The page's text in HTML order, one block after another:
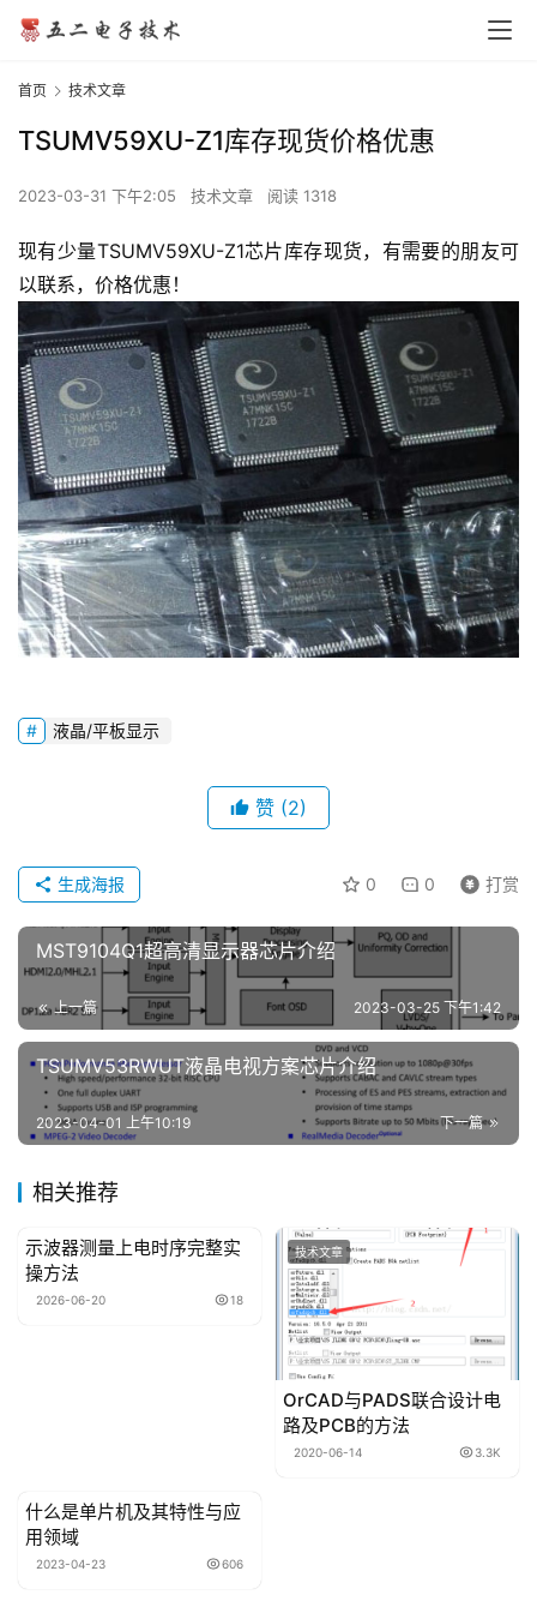
网
站
首
页
行
业
资
讯
技
计
开
发
于
本
站
联
系
登录
首页 技术文章
TSUMV59XU-Z1库存现货价格优惠
2023-03-31 下午2:05 技术文章 阅读 1318
现有少量TSUMV59XU-Z1芯片库存现货，有需要的朋友可
以联系，价格优惠！
液晶/平板显示
赞 (2)
0 0 打赏
生成海报
MST9104Q1超高清显示器芯片介绍
上一篇 2023-03-25 下午1:42
TSUMV53RWUT液晶电视方案芯片介绍
下一篇
2023-04-01 上午10:19
相关推荐
技术文章
示波器测量上电时序完整实
操方法
2026-06-20 18
技术文章
OrCAD与PADS联合设计电
路及PCB的方法
2020-06-14 3.3K
技术文章
什么是单片机及其特性与应
用领域
2023-04-23 606